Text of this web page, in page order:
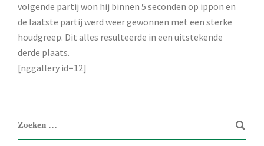
volgende partij won hij binnen 5 seconden op ippon en
de laatste partij werd weer gewonnen met een sterke
houdgreep. Dit alles resulteerde in een uitstekende
derde plaats.
[nggallery id=12]